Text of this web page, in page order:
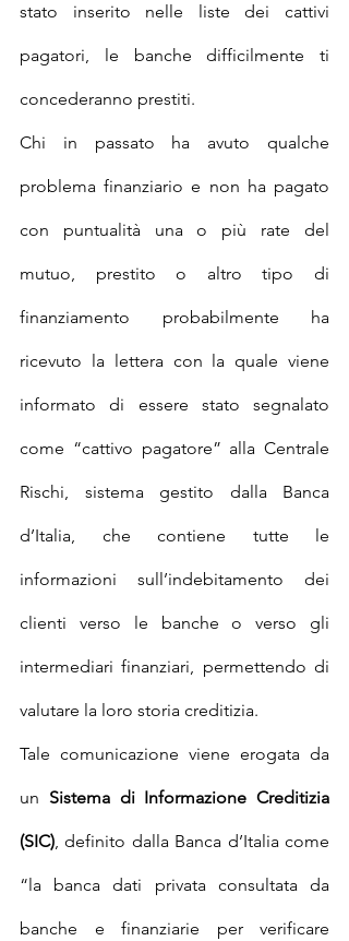
stato inserito nelle liste dei cattivi
pagatori, le banche difficilmente ti
concederanno prestiti.
Chi in passato ha avuto qualche
problema finanziario e non ha pagato
con puntualità una o più rate del
mutuo, prestito o altro tipo di
finanziamento probabilmente ha
ricevuto la lettera con la quale viene
informato di essere stato segnalato
come “cattivo pagatore” alla Centrale
Rischi, sistema gestito dalla Banca
d’Italia, che contiene tutte le
informazioni sull’indebitamento dei
clienti verso le banche o verso gli
intermediari finanziari, permettendo di
valutare la loro storia creditizia.
Tale comunicazione viene erogata da
un Sistema di Informazione Creditizia
(SIC), definito dalla Banca d’Italia come
“la banca dati privata consultata da
banche e finanziarie per verificare